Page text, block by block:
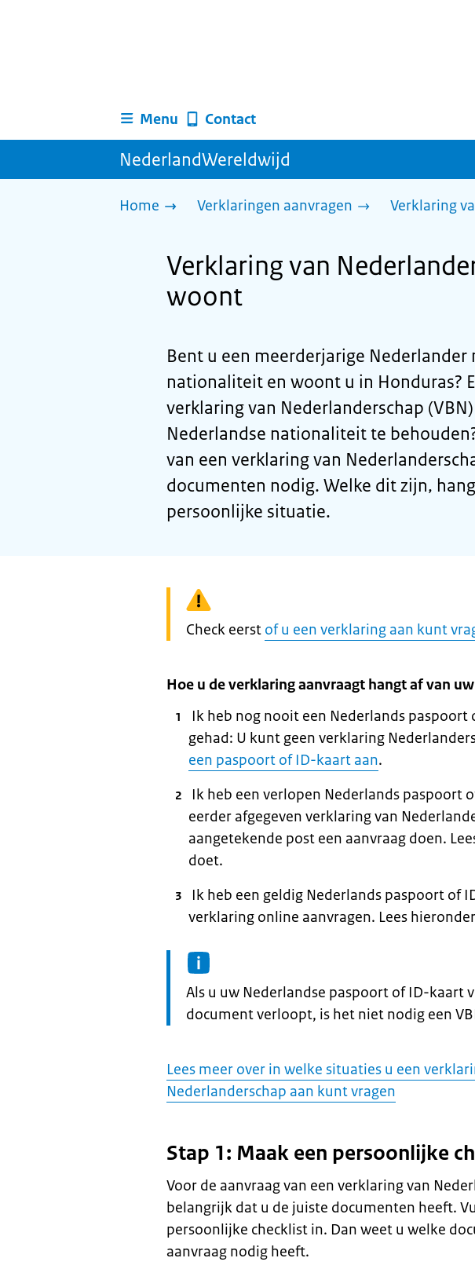
Menu Contact
NederlandWereldwijd
Home Verklaringen aanvragen Verklaring
Verklaring van
woont
Bent u een meerderjarige Nederlander
nationaliteit en woont u in Honduras?
verklaring van Nederlanderschap
Nederlandse nationaliteit te
van een verklaring van
documenten nodig. Welke dit zijn,
persoonlijke situatie.
Waarschuwing:
Check eerst of u een verklaring aan kunt
Hoe u de verklaring aanvraagt hangt af van
Ik heb nog nooit een Nederlands
gehad: U kunt geen verklaring
een paspoort of ID-kaart aan.
Ik heb een verlopen Nederlands paspoort
eerder afgegeven verklaring van
aangetekende post een aanvraag doen.
doet.
Ik heb een geldig Nederlands paspoort of
verklaring online aanvragen. Lees
Informatie:
Als u uw Nederlandse paspoort of ID-kaart
document verloopt, is het niet nodig een
Lees meer over in welke situaties u een
Nederlanderschap aan kunt vragen
Stap 1: Maak een persoonlijke
Voor de aanvraag van een verklaring van
belangrijk dat u de juiste documenten heeft.
persoonlijke checklist in. Dan weet u welke
aanvraag nodig heeft.